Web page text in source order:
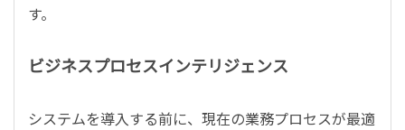
す。
ビジネスプロセスインテリジェンス
システムを導入する前に、現在の業務プロセスが最適